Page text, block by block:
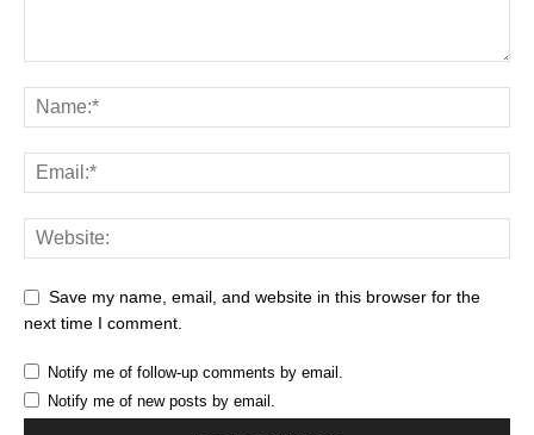
Save my name, email, and website in this browser for the
next time I comment.
Notify me of follow-up comments by email.
Notify me of new posts by email.